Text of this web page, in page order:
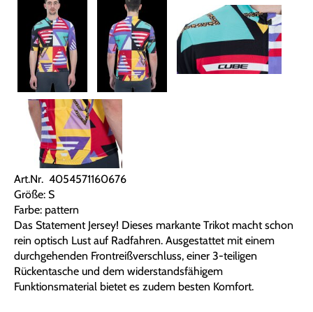
Art.Nr. 4054571160676
Größe: S
Farbe: pattern
Das Statement Jersey! Dieses markante Trikot macht schon
rein optisch Lust auf Radfahren. Ausgestattet mit einem
durchgehenden Frontreißverschluss, einer 3-teiligen
Rückentasche und dem widerstandsfähigem
Funktionsmaterial bietet es zudem besten Komfort.